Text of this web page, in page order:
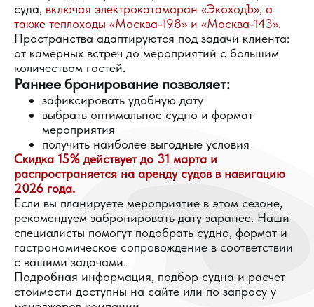
суда, включая электрокатамаран «ЭкоходЪ», а
также теплоходы «Москва-198» и «Москва-143».
Пространства адаптируются под задачи клиента:
от камерных встреч до мероприятий с большим
количеством гостей.
Раннее бронирование позволяет:
зафиксировать удобную дату
выбрать оптимальное судно и формат
мероприятия
получить наиболее выгодные условия
Скидка 15% действует до 31 марта и
распространяется на аренду судов в навигацию
2026 года.
Если вы планируете мероприятие в этом сезоне,
рекомендуем забронировать дату заранее. Наши
специалисты помогут подобрать судно, формат и
гастрономическое сопровождение в соответствии
с вашими задачами.
Подробная информация, подбор судна и расчет
стоимости доступны на сайте или по запросу у